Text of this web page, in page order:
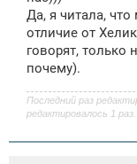
Да, я читала,
отличие от
говорят, только
почему).
Последний раз
редактировалось 1 раз.